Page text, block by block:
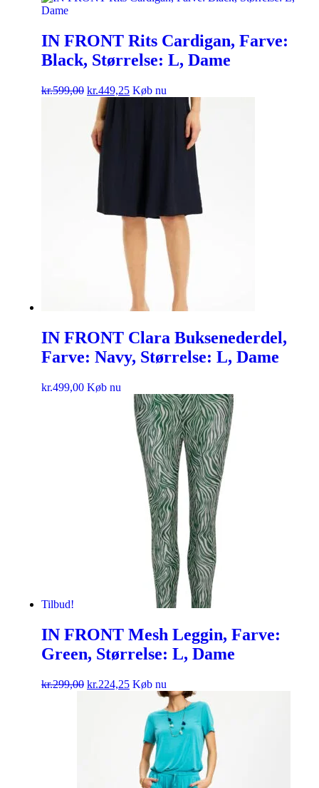
IN FRONT Rits Cardigan, Farve:
Black, Størrelse: L, Dame
kr.599,00 kr.449,25 Køb nu
IN FRONT Clara Buksenederdel,
Farve: Navy, Størrelse: L, Dame
kr.499,00 Køb nu
Tilbud!
IN FRONT Mesh Leggin, Farve:
Green, Størrelse: L, Dame
kr.299,00 kr.224,25 Køb nu